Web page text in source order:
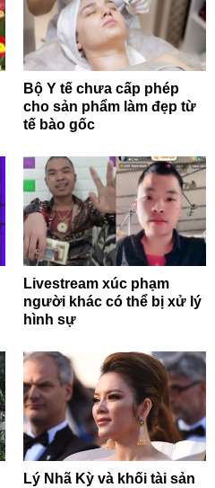
Bộ Y tế chưa cấp phép
cho sản phẩm làm đẹp từ
tế bào gốc
Livestream xúc phạm
người khác có thể bị xử lý
hình sự
Lý Nhã Kỳ và khối tài sản